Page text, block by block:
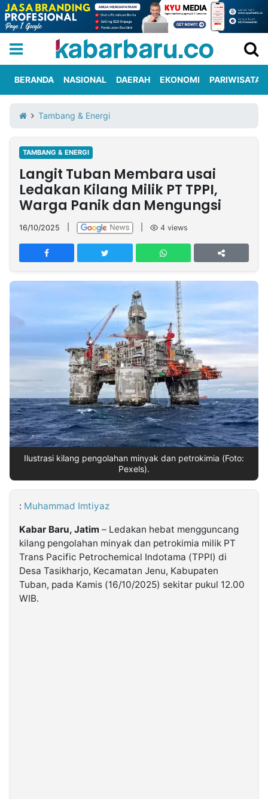
Iklan
Berita
Kami
Nasional
International
Olahraga
Entertainment
Daerah
Pariwisata
Kuliner
Kolom
Network
PT
TREETAN
INDONESIA
Insight
NTB
Suara
Time
Lens
IDN
Daily
Jogja
Jalan
Rakyat
Idealita
News
Kita
Notice
Dinamikapost.com
Radar
Baru
Seedbacklink
Follow
Kabarbaru
Kabarbaru.co
2026
BERANDA NASIONAL DAERAH EKONOMI PARIWISATA
Tambang & Energi
TAMBANG & ENERGI
Langit Tuban Membara usai
Ledakan Kilang Milik PT TPPI,
Warga Panik dan Mengungsi
16/10/2025 4 views
Ilustrasi kilang pengolahan minyak dan petrokimia (Foto:
Pexels).
: Muhammad Imtiyaz
Kabar Baru, Jatim – Ledakan hebat mengguncang
kilang pengolahan minyak dan petrokimia milik PT
Trans Pacific Petrochemical Indotama (TPPI) di
Desa Tasikharjo, Kecamatan Jenu, Kabupaten
Tuban, pada Kamis (16/10/2025) sekitar pukul 12.00
WIB.